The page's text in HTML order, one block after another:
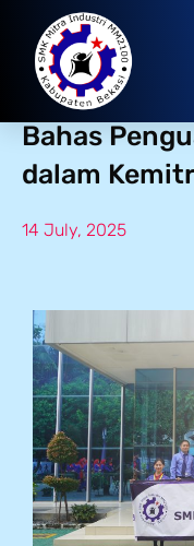
Kunjungan
Bahas
dalam
14 July, 2025